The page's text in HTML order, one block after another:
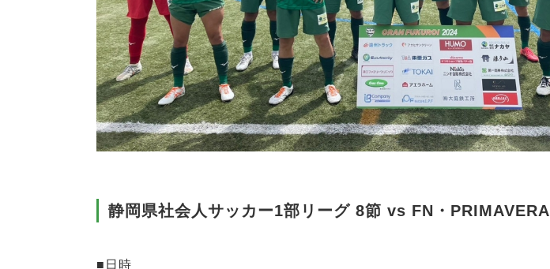
静岡県社会人サッカー1部リーグ 8節 vs FN・PRIMAVERA
■日時